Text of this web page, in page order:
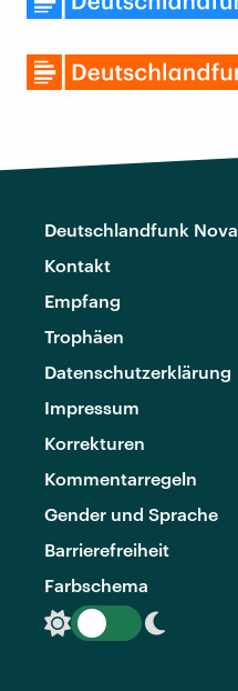
Deutschlandfunk Nova
Kontakt
Empfang
Trophäen
Datenschutzerklärung
Impressum
Korrekturen
Kommentarregeln
Gender und Sprache
Barrierefreiheit
Farbschema